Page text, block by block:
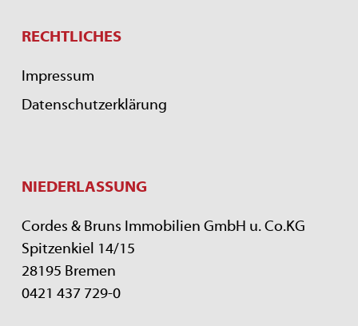
RECHTLICHES
Impressum
Datenschutzerklärung
NIEDERLASSUNG
Cordes & Bruns Immobilien GmbH u. Co.KG
Spitzenkiel 14/15
28195 Bremen
0421 437 729-0